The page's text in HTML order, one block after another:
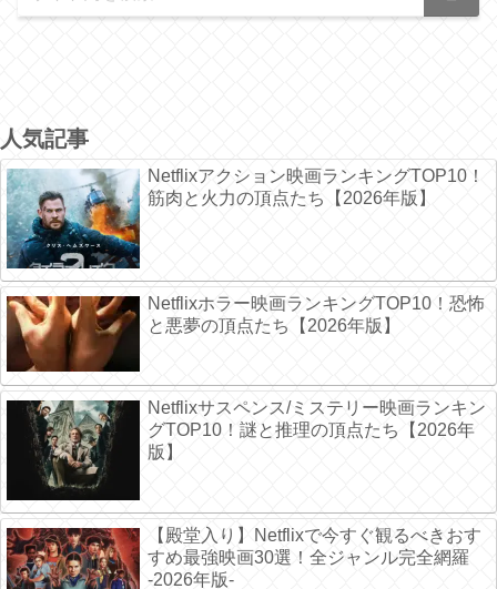
人気記事
Netflixアクション映画ランキングTOP10！
筋肉と火力の頂点たち【2026年版】
Netflixホラー映画ランキングTOP10！恐怖
と悪夢の頂点たち【2026年版】
Netflixサスペンス/ミステリー映画ランキン
グTOP10！謎と推理の頂点たち【2026年
版】
【殿堂入り】Netflixで今すぐ観るべきおす
すめ最強映画30選！全ジャンル完全網羅
-2026年版-